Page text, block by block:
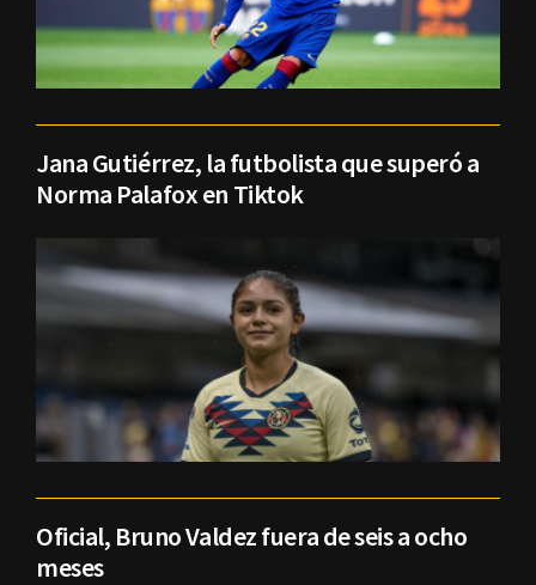
Jana Gutiérrez, la futbolista que superó a
Norma Palafox en Tiktok
Oficial, Bruno Valdez fuera de seis a ocho
meses